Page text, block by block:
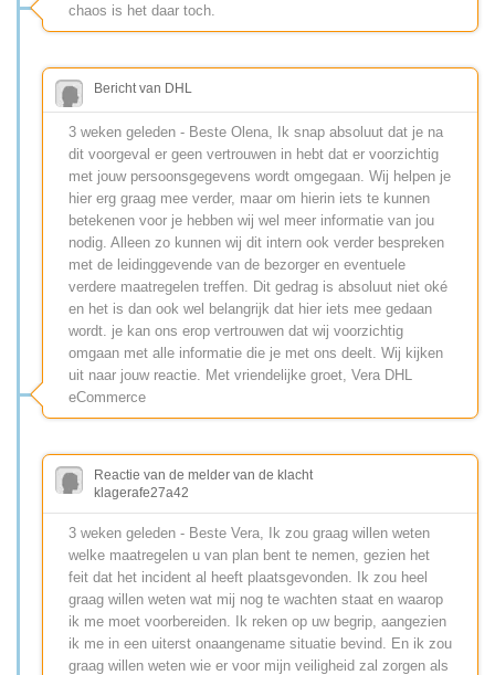
chaos is het daar toch.
Bericht van DHL
3 weken geleden - Beste Olena, Ik snap absoluut dat je na
dit voorgeval er geen vertrouwen in hebt dat er voorzichtig
met jouw persoonsgegevens wordt omgegaan. Wij helpen je
hier erg graag mee verder, maar om hierin iets te kunnen
betekenen voor je hebben wij wel meer informatie van jou
nodig. Alleen zo kunnen wij dit intern ook verder bespreken
met de leidinggevende van de bezorger en eventuele
verdere maatregelen treffen. Dit gedrag is absoluut niet oké
en het is dan ook wel belangrijk dat hier iets mee gedaan
wordt. je kan ons erop vertrouwen dat wij voorzichtig
omgaan met alle informatie die je met ons deelt. Wij kijken
uit naar jouw reactie. Met vriendelijke groet, Vera DHL
eCommerce
Reactie van de melder van de klacht
klagerafe27a42
3 weken geleden - Bestе Vera, Ik zou graag willen weten
welke maatregelen u van plan bent te nemen, gezien het
feit dat het incident al heeft plaatsgevonden. Ik zou heel
graag willen weten wat mij nog te wachten staat en waarop
ik me moet voorbereiden. Ik reken op uw begrip, aangezien
ik me in een uiterst onaangename situatie bevind. En ik zou
graag willen weten wie er voor mijn veiligheid zal zorgen als